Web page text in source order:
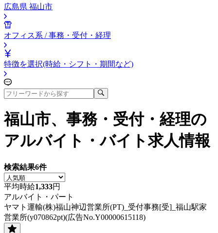
広島県 福山市
オフィス系 / 事務・受付・経理
特徴を選択(時給・シフト・期間など)
福山市、事務・受付・経理の
アルバイト・バイト求人情報
検索結果6件
平均時給1,333円
アルバイト・パート
ヤマト運輸(株)福山神辺営業所(PT)_受付事務[受]_福山駅家
営業所(y070862pt)(広告No.Y00000615118)